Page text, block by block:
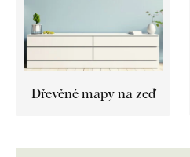
Dřevěné mapy na zeď